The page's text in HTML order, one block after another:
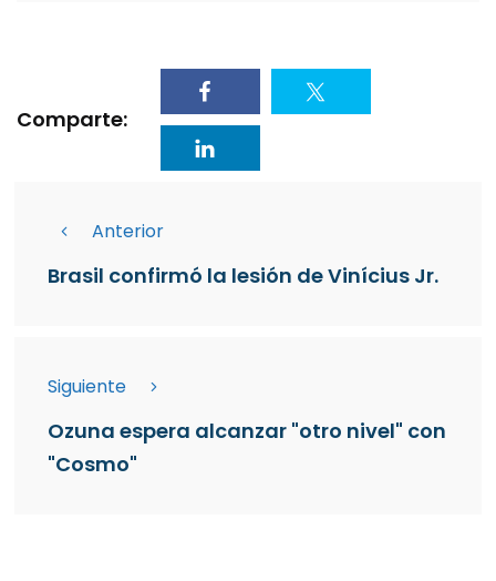
Comparte:
Anterior
Brasil confirmó la lesión de Vinícius Jr.
Siguiente
Ozuna espera alcanzar "otro nivel" con
"Cosmo"